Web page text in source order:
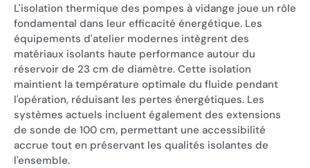
L'isolation thermique des pompes à vidange joue un rôle
fondamental dans leur efficacité énergétique. Les
équipements d'atelier modernes intègrent des
matériaux isolants haute performance autour du
réservoir de 23 cm de diamètre. Cette isolation
maintient la température optimale du fluide pendant
l'opération, réduisant les pertes énergétiques. Les
systèmes actuels incluent également des extensions
de sonde de 100 cm, permettant une accessibilité
accrue tout en préservant les qualités isolantes de
l'ensemble.